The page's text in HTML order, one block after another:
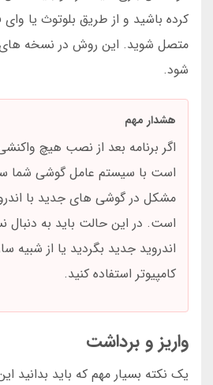
کرده باشید و از طریق بلوتوث یا
متصل شوید. این روش در نسخه
شود.
هشدار مهم
اگر برنامه بعد از نصب هیچ
است با سیستم عامل گوشی شما
است. در این حالت باید به
اندروید جدید بگردید یا از شبیه
کامپیوتر استفاده کنید.
واریز و برداشت
یک نکته بسیار مهم که باید بدانید